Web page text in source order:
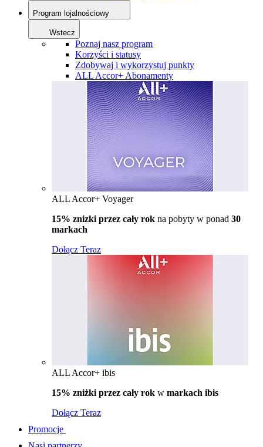
Program lojalnościowy
Wstecz
Poznaj nasz program
Korzyści i statusy
Zdobywaj i wykorzystuj punkty
ALL Accor+ Abonamenty
ALL Accor+ Voyager
15% znizki przez cały rok na pobyty w ponad 30
markach
Dołącz Teraz
ALL Accor+ ibis
15% zniżki przez cały rok w markach ibis
Dołącz Teraz
Promocje